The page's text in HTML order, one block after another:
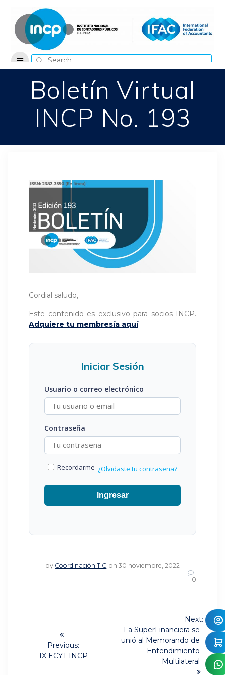
content
Search
for:
Boletín Virtual
INCP No. 193
Cordial saludo,
Este contenido es exclusivo para socios INCP.
Adquiere tu membresía aquí
Iniciar Sesión
Usuario o correo electrónico
Contraseña
Recordarme ¿Olvidaste tu contraseña?
Ingresar
by Coordinación TIC on 30 noviembre, 2022
0
entradas
Previous:
PreviousIX ECYT INCP
Next:
Next
post:
La SuperFinanciera se
unió al Memorando de
Entendimiento
Multilateral